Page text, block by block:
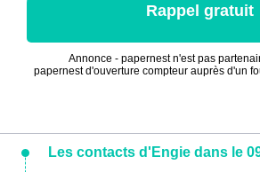
Rappel gratuit
Annonce - papernest n'est pas
papernest d'ouverture compteur auprès d'un
Les contacts d'Engie dans le